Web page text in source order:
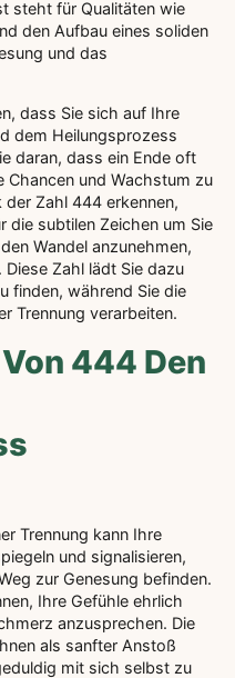
steht für Qualitäten wie
den Aufbau eines soliden
und das
dass Sie sich auf Ihre
dem Heilungsprozess
daran, dass ein Ende oft
Chancen und Wachstum zu
der Zahl 444 erkennen,
die subtilen Zeichen um Sie
Wandel anzunehmen,
Zahl lädt Sie dazu
finden, während Sie die
Trennung verarbeiten.
444 Den
Trennung kann Ihre
und signalisieren,
zur Genesung befinden.
Ihre Gefühle ehrlich
anzusprechen. Die
als sanfter Anstoß
mit sich selbst zu